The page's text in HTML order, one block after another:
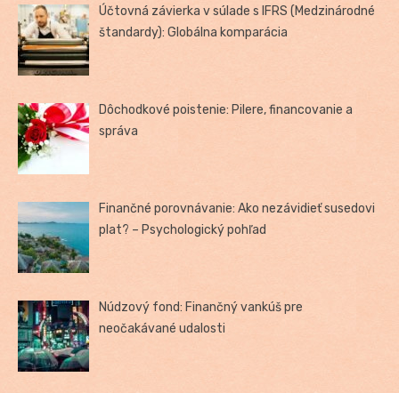
Účtovná závierka v súlade s IFRS (Medzinárodné
štandardy): Globálna komparácia
Dôchodkové poistenie: Pilere, financovanie a
správa
Finančné porovnávanie: Ako nezávidieť susedovi
plat? – Psychologický pohľad
Núdzový fond: Finančný vankúš pre
neočakávané udalosti